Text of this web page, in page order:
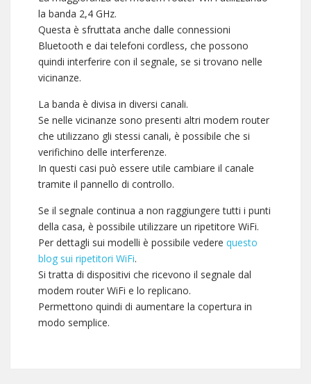
la banda 2,4 GHz.
Questa è sfruttata anche dalle connessioni
Bluetooth e dai telefoni cordless, che possono
quindi interferire con il segnale, se si trovano nelle
vicinanze.
La banda è divisa in diversi canali.
Se nelle vicinanze sono presenti altri modem router
che utilizzano gli stessi canali, è possibile che si
verifichino delle interferenze.
In questi casi può essere utile cambiare il canale
tramite il pannello di controllo.
Se il segnale continua a non raggiungere tutti i punti
della casa, è possibile utilizzare un ripetitore WiFi.
Per dettagli sui modelli è possibile vedere questo
blog sui ripetitori WiFi.
Si tratta di dispositivi che ricevono il segnale dal
modem router WiFi e lo replicano.
Permettono quindi di aumentare la copertura in
modo semplice.